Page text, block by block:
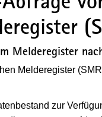
Melderegister
Melderegister
zur